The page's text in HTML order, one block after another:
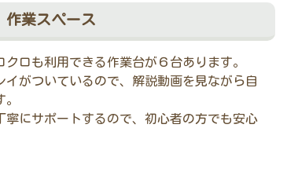
作業スペース
ロも利用できる作業台が６台あります。
イがついているので、解説動画を見ながら自
寧にサポートするので、初心者の方でも安心